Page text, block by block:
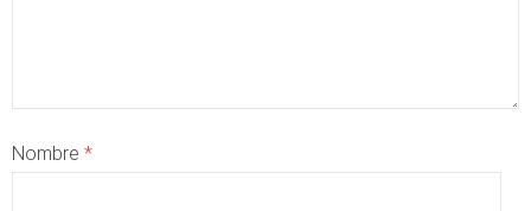
Nombre *